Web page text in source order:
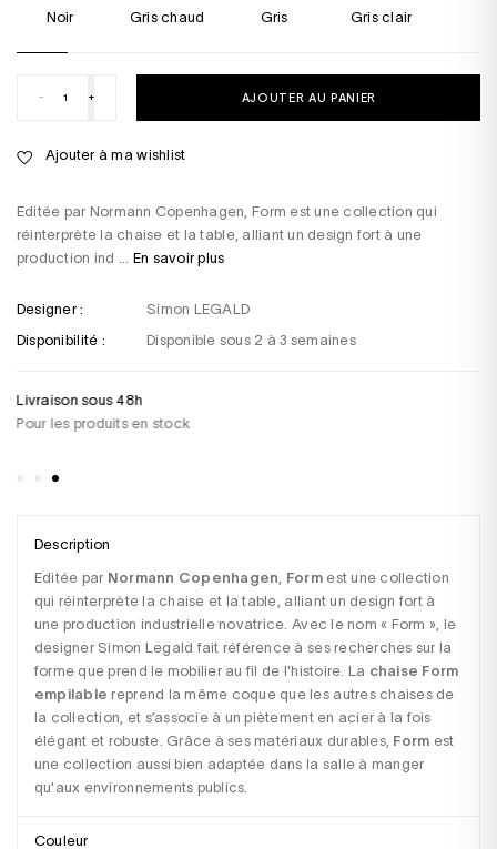
Editée par Normann Copenhagen, Form est une collection qui
réinterprète la chaise et la table, alliant un design fort à une
production ind ... En savoir plus
Noir Gris chaud Gris Gris clair
Designer :
Simon LEGALD
Disponibilité :
Disponible sous 2 à 3 semaines
- + AJOUTER AU PANIER
Livraison sous 48h
Pour les produits en stock
Ajouter à ma wishlist
Description
Editée par Normann Copenhagen Form est une collection
qui réinterprète la chaise et la table, alliant un design fort à
une production industrielle novatrice. Avec le nom « Form », le
designer Simon Legald fait référence à ses recherches sur la
forme que prend le mobilier au fil de l'histoire. La chaise Form
empilable reprend la même coque que les autres chaises de
la collection, et s’associe à un piètement en acier à la fois
élégant et robuste. Grâce à ses matériaux durables, Form est
une collection aussi bien adaptée dans la salle à manger
qu'aux environnements publics.
Couleur